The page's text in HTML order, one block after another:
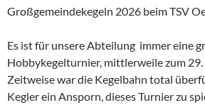
Großgemeindekegeln 2026 beim TSV
Es ist für unsere Abteilung immer eine
Hobbykegelturnier, mittlerweile zum
Zeitweise war die Kegelbahn total
Kegler ein Ansporn, dieses Turnier zu